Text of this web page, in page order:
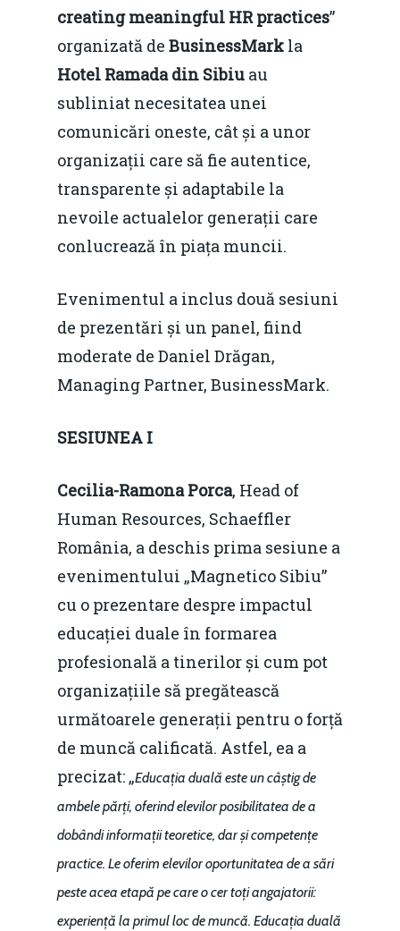
creating meaningful HR practices”
organizată de BusinessMark la
Hotel Ramada din Sibiu au
subliniat necesitatea unei
comunicări oneste, cât și a unor
organizații care să fie autentice,
transparente și adaptabile la
nevoile actualelor generații care
conlucrează în piața muncii.
Evenimentul a inclus două sesiuni
de prezentări și un panel, fiind
moderate de Daniel Drăgan,
Managing Partner, BusinessMark.
SESIUNEA I
Cecilia-Ramona Porca, Head of
Human Resources, Schaeffler
România, a deschis prima sesiune a
evenimentului „Magnetico Sibiu”
cu o prezentare despre impactul
educației duale în formarea
profesională a tinerilor și cum pot
organizațiile să pregătească
următoarele generații pentru o forță
de muncă calificată. Astfel, ea a
precizat: „Educația duală este un câștig de
ambele părți, oferind elevilor posibilitatea de a
dobândi informații teoretice, dar și competențe
practice. Le oferim elevilor oportunitatea de a sări
peste acea etapă pe care o cer toți angajatorii:
experiență la primul loc de muncă. Educația duală